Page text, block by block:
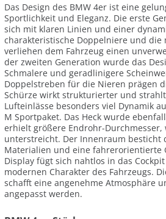
Das Design des BMW 4er ist eine
Sportlichkeit und Eleganz. Die erste
sich mit klaren Linien und einer
charakteristische Doppelniere und die
verliehen dem Fahrzeug einen
der zweiten Generation wurde das
Schmalere und geradlinigere
Doppelstreben für die Nieren prägen
Schürze wirkt strukturierter und
Lufteinlässe besonders viel Dynamik
M Sportpaket. Das Heck wurde
erhielt größere Endrohr-Durchmesser,
unterstreicht. Der Innenraum besticht
Materialien und eine fahrerorientierte
Display fügt sich nahtlos in das
modernen Charakter des Fahrzeugs.
schafft eine angenehme Atmosphäre
angepasst werden.